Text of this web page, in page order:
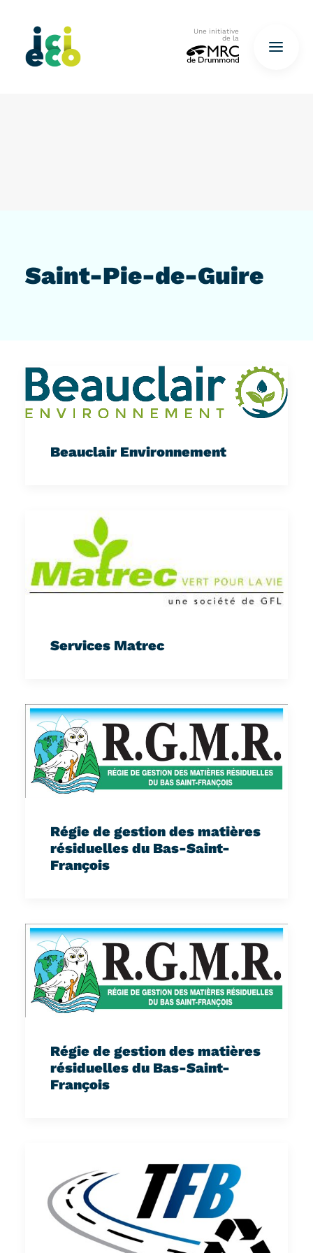
Une initiative
de la
Saint-Pie-de-Guire
Beauclair Environnement
Services Matrec
Régie de gestion des matières
résiduelles du Bas-Saint-
François
Régie de gestion des matières
résiduelles du Bas-Saint-
François